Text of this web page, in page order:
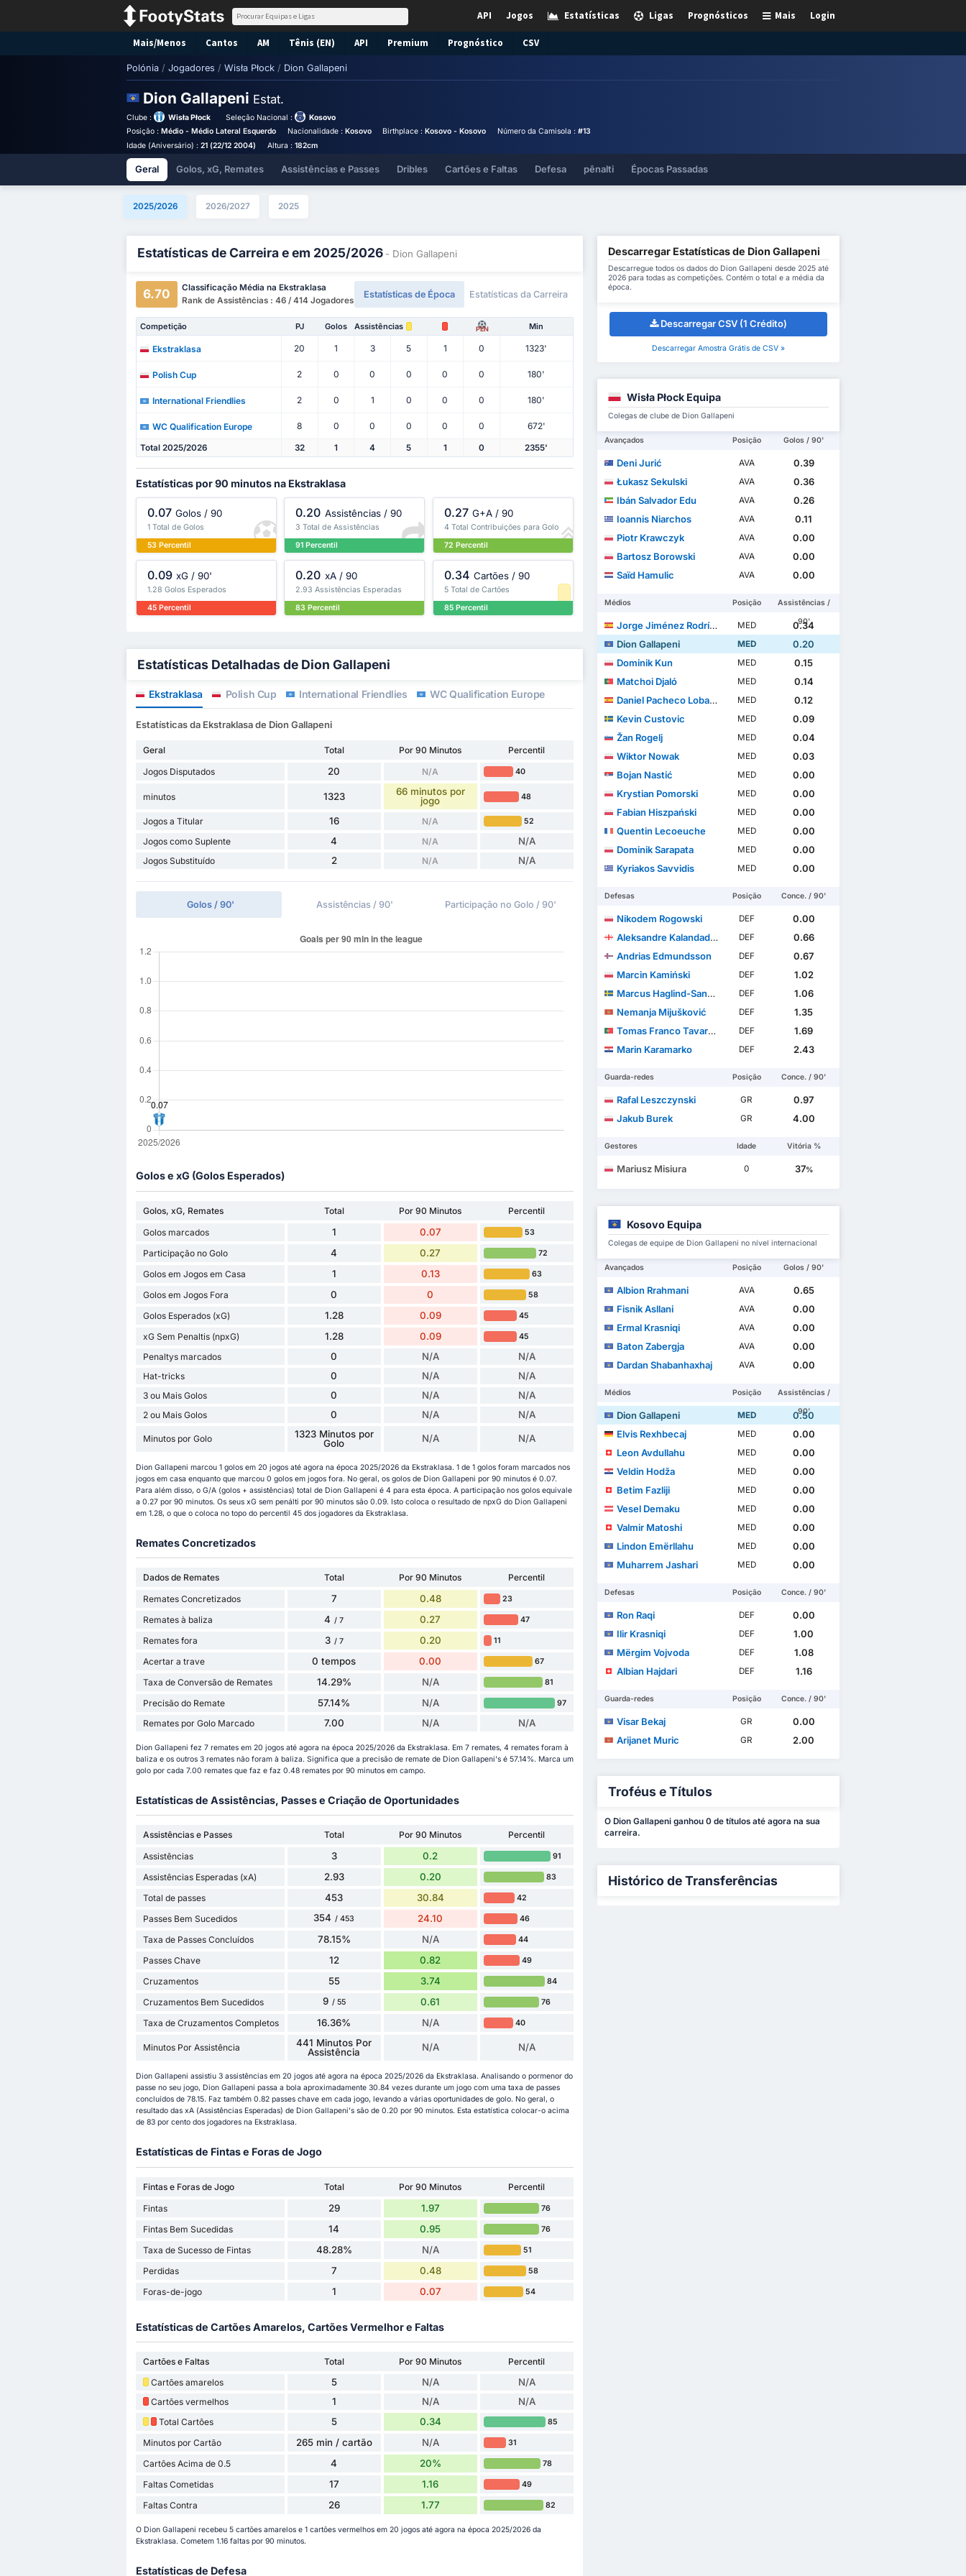
Login
Mais
Prognósticos
Ligas
Estatísticas
Jogos
API
Mais/Menos Cantos AM Tênis (EN) API Premium Prognóstico CSV
Polónia / Jogadores / Wisła Płock / Dion Gallapeni
Dion Gallapeni Estat.
Clube : Wisła Płock Seleção Nacional :
Kosovo
Posição : Médio - Médio Lateral Esquerdo Nacionalidade : Kosovo Birthplace :Kosovo - Kosovo Número da Camisola : #13
Idade (Aniversário) : 21 (22/12 2004) Altura : 182cm
Geral Golos, xG, Remates Assistências e Passes Dribles Cartões e Faltas Defesa pênalti Épocas Passadas
2025/2026 2026/2027 2025
Estatísticas de Carreira e em 2025/2026 - Dion Gallapeni
6.70
Classificação Média na Ekstraklasa
Rank de Assistências : 46 / 414 Jogadores
Estatísticas de Época Estatísticas da Carreira
Competição PJ Golos Assistências PEN Min
Ekstraklasa 20 1 3 5 1 0 1323'
Polish Cup 2 0 0 0 0 0 180'
International Friendlies 2 0 1 0 0 0 180'
WC Qualification Europe 8 0 0 0 0 0 672'
Total 2025/2026 32 1 4 5 1 0 2355'
Estatísticas por 90 minutos na Ekstraklasa
0.07 Golos / 90
1 Total de Golos
53 Percentil
0.20 Assistências / 90
3 Total de Assistências
91 Percentil
0.27 G+A / 90
4 Total Contribuições para Golo
72 Percentil
0.09 xG / 90'
1.28 Golos Esperados
45 Percentil
0.20 xA / 90
2.93 Assistências Esperadas
83 Percentil
0.34 Cartões / 90
5 Total de Cartões
85 Percentil
Estatísticas Detalhadas de Dion Gallapeni
Ekstraklasa Polish Cup International Friendlies WC Qualification Europe
Estatísticas da Ekstraklasa de Dion Gallapeni
Geral Total Por 90 Minutos
Percentil
Jogos Disputados
20 N/A 40
minutos 1323
66 minutos por
jogo
48
Jogos a Titular 16 N/A 52
Jogos como Suplente 4 N/A N/A
Jogos Substituído 2 N/A N/A
Golos / 90' Assistências / 90' Participação no Golo / 90'
Golos e xG (Golos Esperados)
Golos, xG, Remates Total Por 90 Minutos
Percentil
Golos marcados
1 0.07 53
Participação no Golo 4 0.27 72
Golos em Jogos em Casa 1 0.13 63
Golos em Jogos Fora 0 0 58
Golos Esperados (xG) 1.28 0.09 45
xG Sem Penaltis (npxG) 1.28 0.09 45
Penaltys marcados 0 N/A N/A
Hat-tricks 0 N/A N/A
3 ou Mais Golos 0 N/A N/A
2 ou Mais Golos 0 N/A N/A
Minutos por Golo
1323 Minutos por
Golo
N/A N/A
Dion Gallapeni marcou 1 golos em 20 jogos até agora na época 2025/2026 da Ekstraklasa. 1 de 1 golos foram marcados nos
jogos em casa enquanto que marcou 0 golos em jogos fora. No geral, os golos de Dion Gallapeni por 90 minutos é 0.07.
Para além disso, o G/A (golos + assistências) total de Dion Gallapeni é 4 para esta época. A participação nos golos equivale
a 0.27 por 90 minutos. Os seus xG sem penálti por 90 minutos são 0.09. Isto coloca o resultado de npxG do Dion Gallapeni
em 1.28, o que o coloca no topo do percentil 45 dos jogadores da Ekstraklasa.
Remates Concretizados
Dados de Remates Total Por 90 Minutos
Percentil
Remates Concretizados
7 0.48 23
Remates à baliza 4 / 7 0.27 47
Remates fora 3 / 7 0.20 11
Acertar a trave 0 tempos 0.00 67
Taxa de Conversão de Remates 14.29% N/A 81
Precisão do Remate 57.14% N/A 97
Remates por Golo Marcado 7.00 N/A N/A
Dion Gallapeni fez 7 remates em 20 jogos até agora na época 2025/2026 da Ekstraklasa. Em 7 remates, 4 remates foram à
baliza e os outros 3 remates não foram à baliza. Significa que a precisão de remate de Dion Gallapeni's é 57.14%. Marca um
golo por cada 7.00 remates que faz e faz 0.48 remates por 90 minutos em campo.
Estatísticas de Assistências, Passes e Criação de Oportunidades
Assistências e Passes Total Por 90 Minutos
Percentil
Assistências
3 0.2 91
Assistências Esperadas (xA) 2.93 0.20 83
Total de passes 453 30.84 42
Passes Bem Sucedidos 354 / 453 24.10 46
Taxa de Passes Concluídos 78.15% N/A 44
Passes Chave 12 0.82 49
Cruzamentos 55 3.74 84
Cruzamentos Bem Sucedidos 9 / 55 0.61 76
Taxa de Cruzamentos Completos 16.36% N/A 40
Minutos Por Assistência
441 Minutos Por
Assistência
N/A N/A
Dion Gallapeni assistiu 3 assistências em 20 jogos até agora na época 2025/2026 da Ekstraklasa. Analisando o pormenor do
passe no seu jogo, Dion Gallapeni passa a bola aproximadamente 30.84 vezes durante um jogo com uma taxa de passes
concluídos de 78.15. Faz também 0.82 passes chave em cada jogo, levando a várias oportunidades de golo. No geral, o
resultado das xA (Assistências Esperadas) de Dion Gallapeni's são de 0.20 por 90 minutos. Esta estatística colocar-o acima
de 83 por cento dos jogadores na Ekstraklasa.
Estatísticas de Fintas e Foras de Jogo
Fintas e Foras de Jogo Total Por 90 Minutos
Percentil
Fintas
29 1.97 76
Fintas Bem Sucedidas 14 0.95 76
Taxa de Sucesso de Fintas 48.28% N/A 51
Perdidas 7 0.48 58
Foras-de-jogo 1 0.07 54
Estatísticas de Cartões Amarelos, Cartões Vermelhor e Faltas
Cartões e Faltas Total Por 90 Minutos
Percentil
Cartões amarelos
5 N/A N/A
Cartões vermelhos 1 N/A N/A
Total Cartões 5 0.34 85
Minutos por Cartão 265 min / cartão N/A 31
Cartões Acima de 0.5 4 20% 78
Faltas Cometidas 17 1.16 49
Faltas Contra 26 1.77 82
O Dion Gallapeni recebeu 5 cartões amarelos e 1 cartões vermelhos em 20 jogos até agora na época 2025/2026 da
Ekstraklasa. Cometem 1.16 faltas por 90 minutos.
Estatísticas de Defesa
Descarregar Estatísticas de Dion Gallapeni
Descarregue todos os dados do Dion Gallapeni desde 2025 até
2026 para todas as competições. Contém o total e a média da
época.
Descarregar CSV (1 Crédito)
Descarregar Amostra Grátis de CSV »
Wisła Płock Equipa
Colegas de clube de Dion Gallapeni
Avançados Posição Golos / 90'
Deni Jurić AVA
0.39
Łukasz Sekulski
AVA
0.36
Ibán Salvador Edu
AVA
0.26
Ioannis Niarchos
AVA
0.11
Piotr Krawczyk
AVA
0.00
Bartosz Borowski
AVA
0.00
Saïd Hamulic
AVA 0.00
Médios Posição
Assistências /
90'
Jorge Jiménez Rodríguez MED
0.34
Dion Gallapeni
MED
0.20
Dominik Kun
MED
0.15
Matchoi Djaló
MED
0.14
Daniel Pacheco Lobato
MED
0.12
Kevin Custovic
MED
0.09
Žan Rogelj
MED
0.04
Wiktor Nowak
MED
0.03
Bojan Nastić
MED
0.00
Krystian Pomorski
MED
0.00
Fabian Hiszpański
MED
0.00
Quentin Lecoeuche
MED
0.00
Dominik Sarapata
MED
0.00
Kyriakos Savvidis
MED 0.00
Defesas Posição Conce. / 90'
Nikodem Rogowski DEF
0.00
Aleksandre Kalandadze
DEF
0.66
Andrias Edmundsson
DEF
0.67
Marcin Kamiński
DEF
1.02
Marcus Haglind-Sangré
DEF
1.06
Nemanja Mijušković
DEF
1.35
Tomas Franco Tavares
DEF
1.69
Marin Karamarko
DEF 2.43
Guarda-redes Posição Conce. / 90'
Rafal Leszczynski GR
0.97
Jakub Burek
GR 4.00
Gestores Idade Vitória %
Mariusz Misiura 0 37%
Kosovo Equipa
Colegas de equipe de Dion Gallapeni no nível internacional
Avançados Posição Golos / 90'
Albion Rrahmani AVA
0.65
Fisnik Asllani
AVA
0.00
Ermal Krasniqi
AVA
0.00
Baton Zabergja
AVA
0.00
Dardan Shabanhaxhaj
AVA 0.00
Médios Posição
Assistências /
90'
Dion Gallapeni MED
0.50
Elvis Rexhbecaj
MED
0.00
Leon Avdullahu
MED
0.00
Veldin Hodža
MED
0.00
Betim Fazliji
MED
0.00
Vesel Demaku
MED
0.00
Valmir Matoshi
MED
0.00
Lindon Emërllahu
MED
0.00
Muharrem Jashari
MED 0.00
Defesas Posição Conce. / 90'
Ron Raqi DEF
0.00
Ilir Krasniqi
DEF
1.00
Mërgim Vojvoda
DEF
1.08
Albian Hajdari
DEF 1.16
Guarda-redes Posição Conce. / 90'
Visar Bekaj GR
0.00
Arijanet Muric
GR 2.00
Troféus e Títulos
O Dion Gallapeni ganhou 0 de títulos até agora na sua
carreira.
Histórico de Transferências